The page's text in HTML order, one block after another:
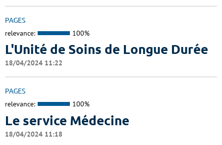
PAGES
relevance: 100%
L'Unité de Soins de Longue Durée
18/04/2024 11:22
PAGES
relevance: 100%
Le service Médecine
18/04/2024 11:18